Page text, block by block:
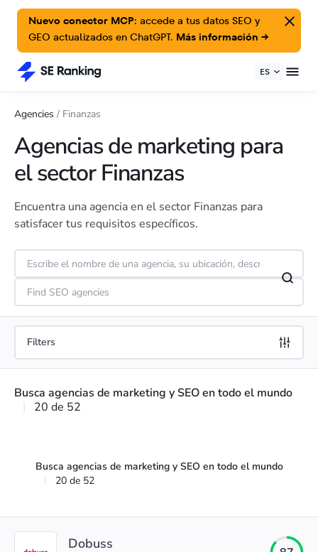
Nuevo conector MCP: accede a tus datos SEO y
GEO actualizados en ChatGPT. Más información →
ES
Agencies / Finanzas
Agencias de marketing para
el sector Finanzas
Encuentra una agencia en el sector Finanzas para
satisfacer tus requisitos específicos.
Busca agencias de marketing y SEO en todo el mundo
20 de 52
Filters
Busca agencias de marketing y SEO en todo el mundo
20 de 52
Dobuss